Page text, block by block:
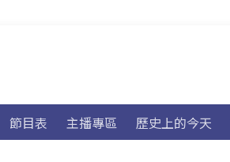
節目表 主播專區 歷史上的今天